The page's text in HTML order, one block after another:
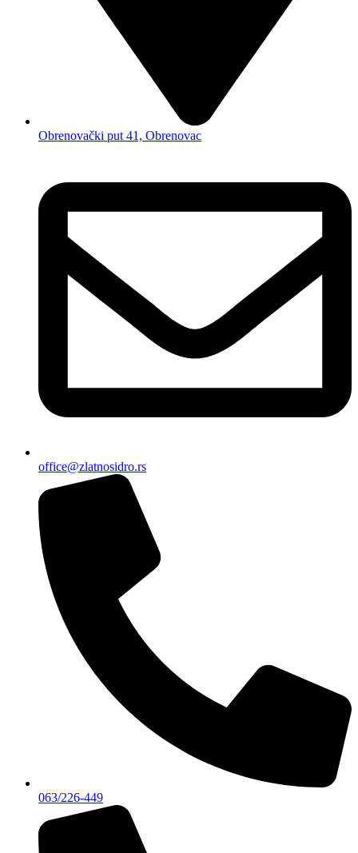
Obrenovački put 41, Obrenovac
office@zlatnosidro.rs
063/226-449